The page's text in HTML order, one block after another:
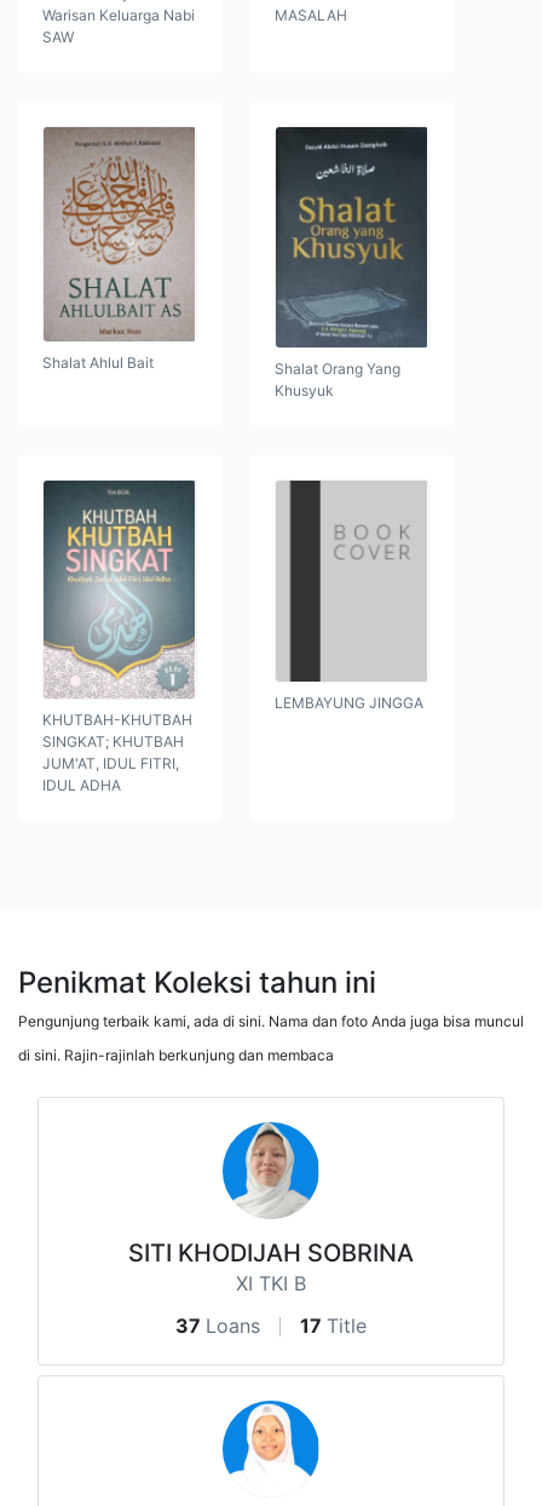
Warisan Keluarga Nabi
SAW
MASALAH
Shalat Ahlul Bait
Shalat Orang Yang
Khusyuk
KHUTBAH-KHUTBAH
SINGKAT; KHUTBAH
JUM'AT, IDUL FITRI,
IDUL ADHA
LEMBAYUNG JINGGA
Penikmat Koleksi tahun ini
Pengunjung terbaik kami, ada di sini. Nama dan foto Anda juga bisa muncul
di sini. Rajin-rajinlah berkunjung dan membaca
SITI KHODIJAH SOBRINA
XI TKI B
37 Loans 17 Title